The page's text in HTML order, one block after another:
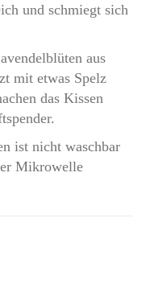
und schmiegt sich
aus
mit etwas Spelz
das Kissen
ist nicht waschbar
Mikrowelle